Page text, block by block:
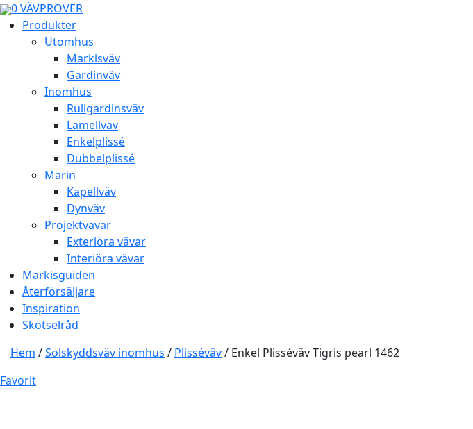
0VÄVPROVER
Produkter
Utomhus
Markisväv
Gardinväv
Inomhus
Rullgardinsväv
Lamellväv
Enkelplissé
Dubbelplissé
Marin
Kapellväv
Dynväv
Projektvävar
Exteriöra vävar
Interiöra vävar
Markisguiden
Återförsäljare
Inspiration
Skötselråd
Hem /Solskyddsväv inomhus / Plisséväv/ Enkel Plisséväv Tigris pearl 1462
Favorit